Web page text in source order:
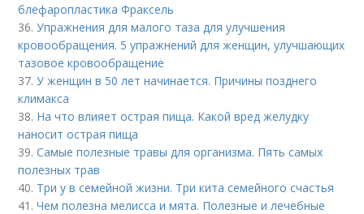
блефаропластика Фраксель
36.Упражнения для малого таза для улучшения
кровообращения. 5 упражнений для женщин, улучшающих
тазовое кровообращение
37.У женщин в 50 лет начинается. Причины позднего
климакса
38. На что влияет острая пища. Какой вред желудку
наносит острая пища
39.Самые полезные травы для организма. Пять самых
полезных трав
40. Три у в семейной жизни. Три кита семейного счастья
41.Чем полезна мелисса и мята. Полезные и лечебные